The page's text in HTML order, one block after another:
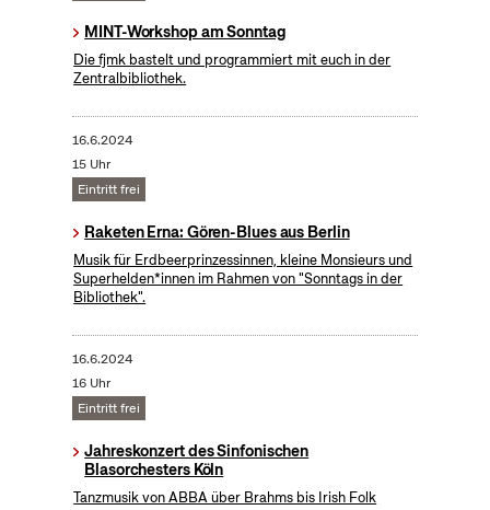
MINT-Workshop am Sonntag
Die fjmk bastelt und programmiert mit euch in der
Zentralbibliothek.
16.6.2024
15 Uhr
Eintritt frei
Raketen Erna: Gören-Blues aus Berlin
Musik für Erdbeerprinzessinnen, kleine Monsieurs und
Superhelden*innen im Rahmen von "Sonntags in der
Bibliothek".
16.6.2024
16 Uhr
Eintritt frei
Jahreskonzert des Sinfonischen
Blasorchesters Köln
Tanzmusik von ABBA über Brahms bis Irish Folk